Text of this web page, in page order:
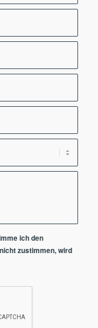
ich den
zustimmen, wird